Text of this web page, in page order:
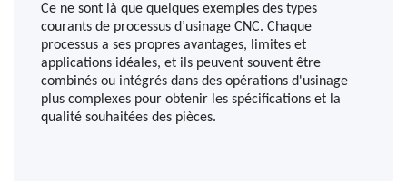
Ce ne sont là que quelques exemples des types
courants de processus d’usinage CNC. Chaque
processus a ses propres avantages, limites et
applications idéales, et ils peuvent souvent être
combinés ou intégrés dans des opérations d'usinage
plus complexes pour obtenir les spécifications et la
qualité souhaitées des pièces.